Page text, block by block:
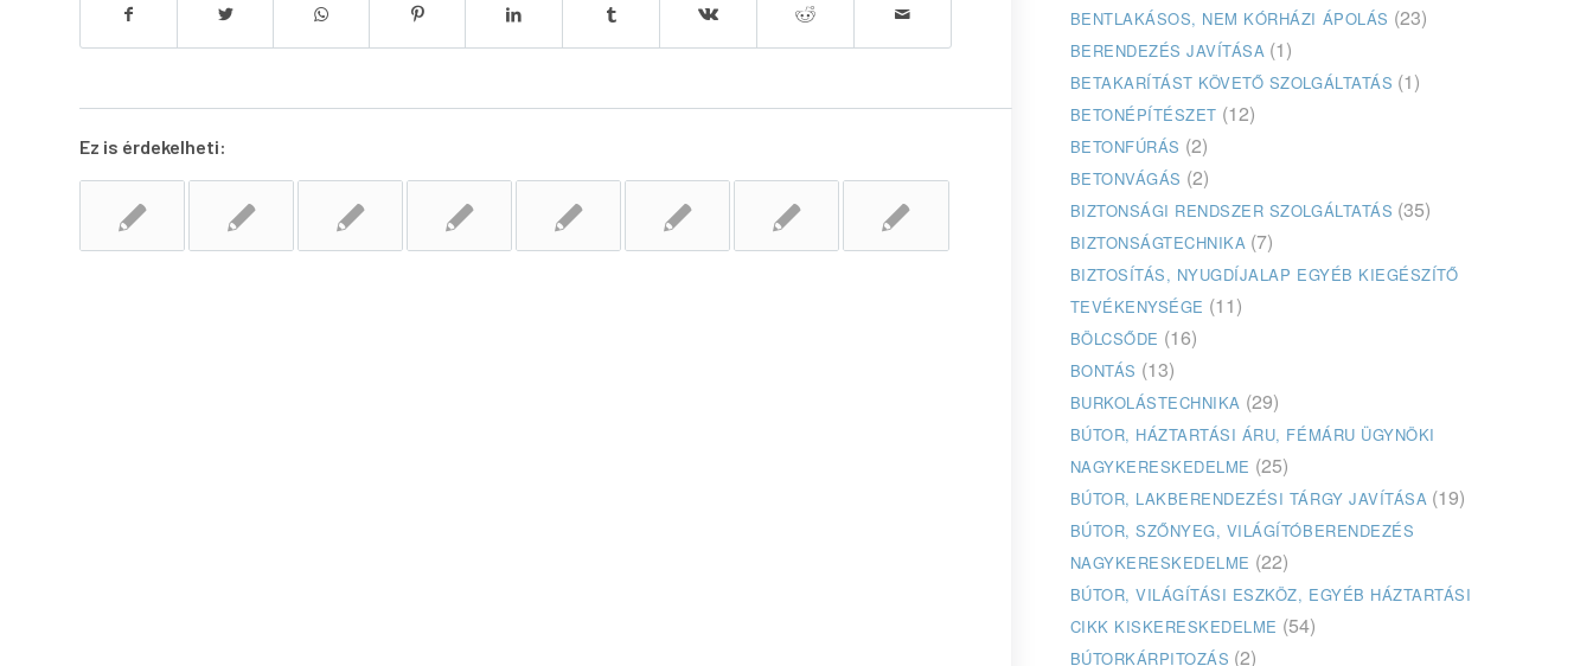
Ez is érdekelheti:
BENTLAKÁSOS, NEM KÓRHÁZI ÁPOLÁS (23)
BERENDEZÉS JAVÍTÁSA (1)
BETAKARÍTÁST KÖVETŐ SZOLGÁLTATÁS (1)
BETONÉPÍTÉSZET (12)
BETONFÚRÁS (2)
BETONVÁGÁS (2)
BIZTONSÁGI RENDSZER SZOLGÁLTATÁS (35)
BIZTONSÁGTECHNIKA (7)
BIZTOSÍTÁS, NYUGDÍJALAP EGYÉB KIEGÉSZÍTŐ
TEVÉKENYSÉGE (11)
BÖLCSŐDE (16)
BONTÁS (13)
BURKOLÁSTECHNIKA (29)
BÚTOR, HÁZTARTÁSI ÁRU, FÉMÁRU ÜGYNÖKI
NAGYKERESKEDELME (25)
BÚTOR, LAKBERENDEZÉSI TÁRGY JAVÍTÁSA (19)
BÚTOR, SZŐNYEG, VILÁGÍTÓBERENDEZÉS
NAGYKERESKEDELME (22)
BÚTOR, VILÁGÍTÁSI ESZKÖZ, EGYÉB HÁZTARTÁSI
CIKK KISKERESKEDELME (54)
BÚTORKÁRPITOZÁS (2)